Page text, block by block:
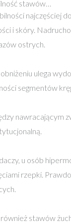
stawów…
najczęściej
i skóry.
ostrych.
ulega
segmentów
nawracającym
u osób
rzepki.
stawów